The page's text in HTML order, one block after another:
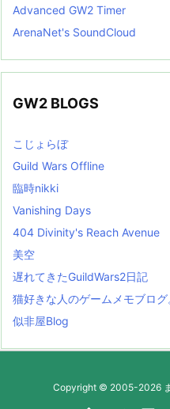
Advanced GW2 Timer
ArenaNet's SoundCloud
GW2 BLOGS
こじょらぼ
Guild Wars Offline
臨時nikki
Vanishing Days
404 Divinity's Reach Avenue
美空
遅れてきたGuildWars2日記
猫好きな人のゲームメモブログ
似非屋Blog
Copyright © 2005-2026